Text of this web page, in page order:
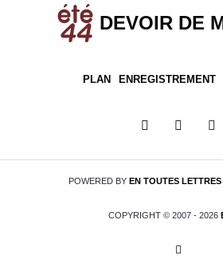
DEVOIR DE
PLAN ENREGISTREMENT
POWERED BY EN TOUTES LETTRES
COPYRIGHT © 2007 - 2026